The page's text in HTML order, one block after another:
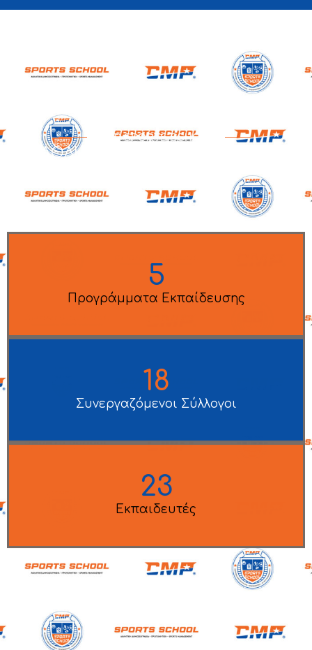
CMP SPORTS SCHOOL
ΑΘΛΗΤΙΚΗ ΔΗΜΟΣΙΟΓΡΑΦΙΑ -
Προγράμματα Εκπαίδευσης
5
Συνεργαζόμενοι Σύλλογοι
18
Εκπαιδευτές
23